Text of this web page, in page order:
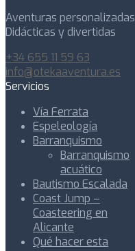
Aventuras personalizadas
Didácticas y divertidas
+34 655 11 59 63
info@otekaaventura.es
Servicios
Vía Ferrata
Espeleología
Barranquismo
Barranquismo
acuático
Bautismo Escalada
Coast Jump –
Coasteering en
Alicante
Qué hacer esta